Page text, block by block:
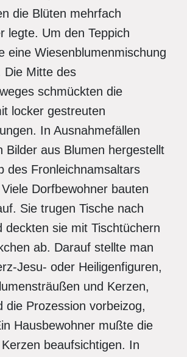
die Blüten mehrfach
legte. Um den Teppich
eine Wiesenblumenmischung
Die Mitte des
schmückten die
locker gestreuten
In Ausnahmefällen
Bilder aus Blumen hergestellt
des Fronleichnamsaltars
Dorfbewohner bauten
Sie trugen Tische nach
deckten sie mit Tischtüchern
ab. Darauf stellte man
Jesu- oder Heiligenfiguren,
und Kerzen,
die Prozession vorbeizog,
Hausbewohner mußte die
beaufsichtigen. In